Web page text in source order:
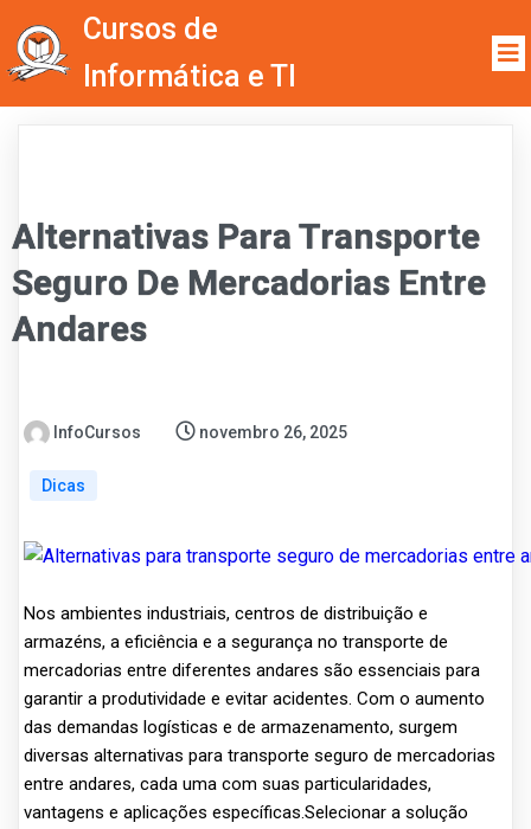
Cursos de
Informática e TI
Alternativas Para Transporte
Seguro De Mercadorias Entre
Andares
InfoCursos novembro 26, 2025
Dicas
Nos ambientes industriais, centros de distribuição e
armazéns, a eficiência e a segurança no transporte de
mercadorias entre diferentes andares são essenciais para
garantir a produtividade e evitar acidentes. Com o aumento
das demandas logísticas e de armazenamento, surgem
diversas alternativas para transporte seguro de mercadorias
entre andares, cada uma com suas particularidades,
vantagens e aplicações específicas.Selecionar a solução